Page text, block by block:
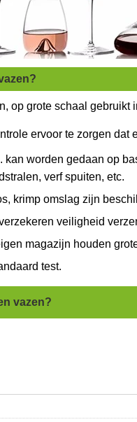
op grote schaal gebruikt
ervoor te zorgen dat
worden gedaan op
verf spuiten, etc.
krimp omslag zijn
veiligheid
magazijn houden
test.
vazen?